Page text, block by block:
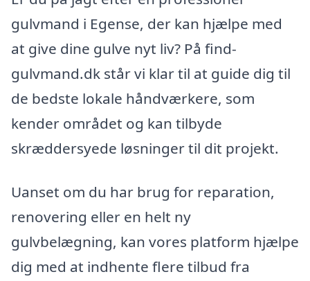
gulvmand i Egense, der kan hjælpe med
at give dine gulve nyt liv? På find-
gulvmand.dk står vi klar til at guide dig til
de bedste lokale håndværkere, som
kender området og kan tilbyde
skræddersyede løsninger til dit projekt.
Uanset om du har brug for reparation,
renovering eller en helt ny
gulvbelægning, kan vores platform hjælpe
dig med at indhente flere tilbud fra